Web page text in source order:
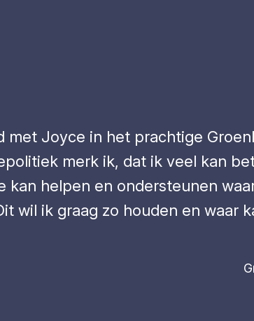
Joyce in het prachtige
merk ik, dat ik veel kan
helpen en ondersteunen
wil ik graag zo houden en waar